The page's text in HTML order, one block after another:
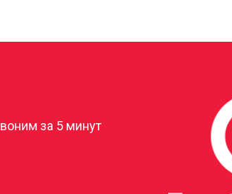
за 5 минут